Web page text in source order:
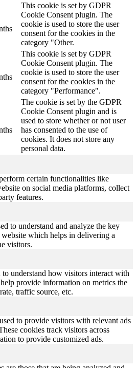
This cookie is set by GDPR
Cookie Consent plugin. The
cookie is used to store the user
consent for the cookies in the
category "Other.
This cookie is set by GDPR
Cookie Consent plugin. The
cookie is used to store the user
consent for the cookies in the
category "Performance".
The cookie is set by the GDPR
Cookie Consent plugin and is
used to store whether or not user
has consented to the use of
cookies. It does not store any
personal data.
certain functionalities like
on social media platforms, collect
features.
to understand and analyze the key
which helps in delivering a
visitors.
understand how visitors interact with
provide information on metrics the
traffic source, etc.
to provide visitors with relevant ads
cookies track visitors across
to provide customized ads.